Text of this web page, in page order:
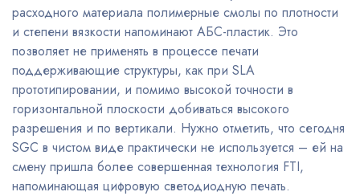
расходного материала полимерные смолы по плотности
и степени вязкости напоминают АБС-пластик. Это
позволяет не применять в процессе печати
поддерживающие структуры, как при SLA
прототипировании, и помимо высокой точности в
горизонтальной плоскости добиваться высокого
разрешения и по вертикали. Нужно отметить, что сегодня
SGC в чистом виде практически не используется – ей на
смену пришла более совершенная технология FTI,
напоминающая цифровую светодиодную печать.